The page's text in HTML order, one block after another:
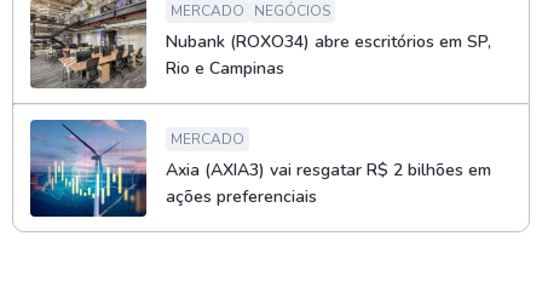
MERCADO NEGÓCIOS
Nubank (ROXO34) abre escritórios em SP,
Rio e Campinas
MERCADO
Axia (AXIA3) vai resgatar R$ 2 bilhões em
ações preferenciais